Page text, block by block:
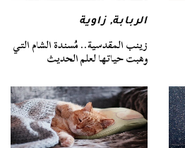
الربابة, زاوية
زينب المقدسية.. مُسندة الشام التي
وهبت حياتها لعلم الحديث